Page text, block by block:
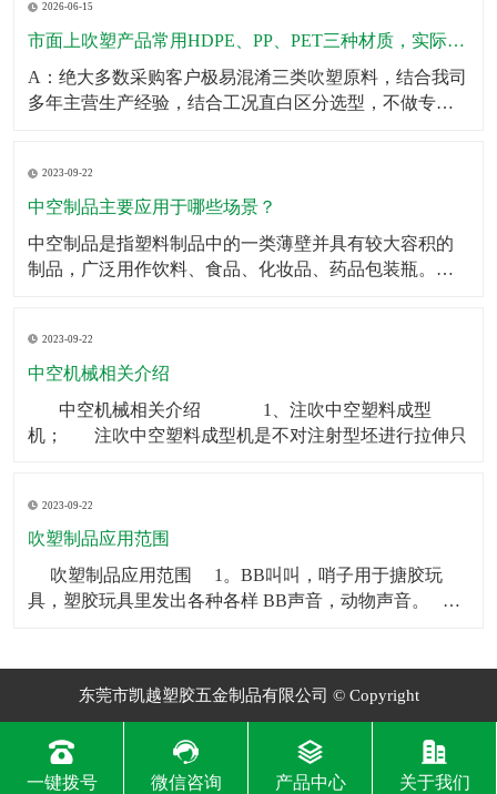
使用寿命提升一倍以上。针对预算刚需客户，可合规提
供混合改性料经济型方案，透明告知材质参数，不偷
料、
2026-06-15
市面上吹塑产品常用HDPE、PP、PET三种材质，实际使用该怎么选？有什么核心差异？市面上吹塑产品常用HDPE、PP、PET三种材质，实际使用该怎么选？有什么核心差异？
A：绝大多数采购客户极易混淆三类吹塑原料，结合我司
多年主营生产经验，结合工况直白区分选型，不做专业
裂，壁厚可塑性强，适合工业化工桶、机油壶、农用肥
液桶、户外中空配件、仓储周转吹塑箱体，性价比最
高、
2023-09-22
中空制品主要应用于哪些场景？
中空制品是指塑料制品中的一类薄壁并具有较大容积的
制品，广泛用作饮料、食品、化妆品、药品包装瓶。​中
空制品也常被用于食品包装，如巧克力、糖果等。3．化
妆品包装：中空制品常常被用在化妆品包装上，如香水
2023-09-22
中空机械相关介绍
​ 中空机械相关介绍 1、注吹中空塑料成型
机； 注吹中空塑料成型机是不对注射型坯进行拉伸只
2023-09-22
吹塑制品应用范围
​ 吹塑制品应用范围 1。BB叫叫，哨子用于搪胶玩
具，塑胶玩具里发出各种各样 BB声音，动物声音。
东莞市凯越塑胶五金制品有限公司 © Copyright
一键拨号 微信咨询 产品中心 关于我们